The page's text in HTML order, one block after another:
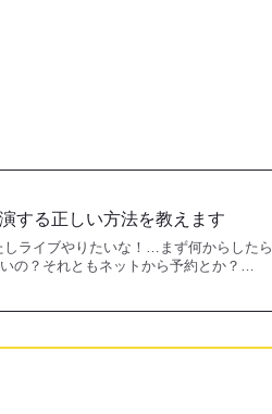
する正しい方法を教えます
ライブやりたいな！…まず何からしたら
の？それともネットから予約とか？…